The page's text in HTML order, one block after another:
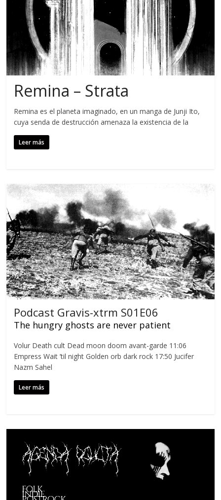
Remina – Strata
Remina es el planeta imaginado, en un manga de Junji Ito,
cuya senda de destrucción amenaza la existencia de la
Leer más
Podcast Gravis-xtrm S01E06
The hungry ghosts are never patient
Volur Death cult Dead moon doom avant-garde 11:06
Empress Wait ’til night Golden orb dark rock 17:50 Jucifer
Nazm Sahel
Leer más